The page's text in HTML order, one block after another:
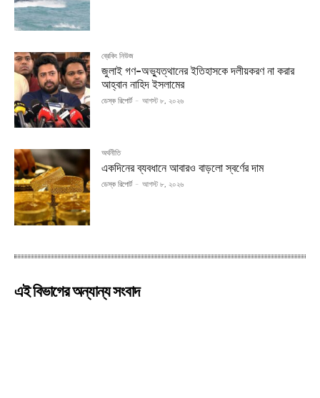
ব্রেকিং নিউজ
জুলাই গণ-অভ্যুত্থানের ইতিহাসকে দলীয়করণ না করার
আহ্বান নাহিদ ইসলামের
ডেস্ক রিপোর্ট - আগস্ট ৮, ২০২৬
অর্থনীতি
একদিনের ব্যবধানে আবারও বাড়লো স্বর্ণের দাম
ডেস্ক রিপোর্ট - আগস্ট ৮, ২০২৬
এই বিভাগের অন্যান্য সংবাদ